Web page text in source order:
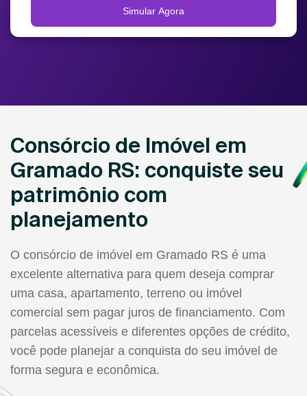
Simular Agora
Consórcio de Imóvel em
Gramado RS: conquiste seu
patrimônio com
planejamento
O consórcio de imóvel em Gramado RS é uma
excelente alternativa para quem deseja comprar
uma casa, apartamento, terreno ou imóvel
comercial sem pagar juros de financiamento. Com
parcelas acessíveis e diferentes opções de crédito,
você pode planejar a conquista do seu imóvel de
forma segura e econômica.